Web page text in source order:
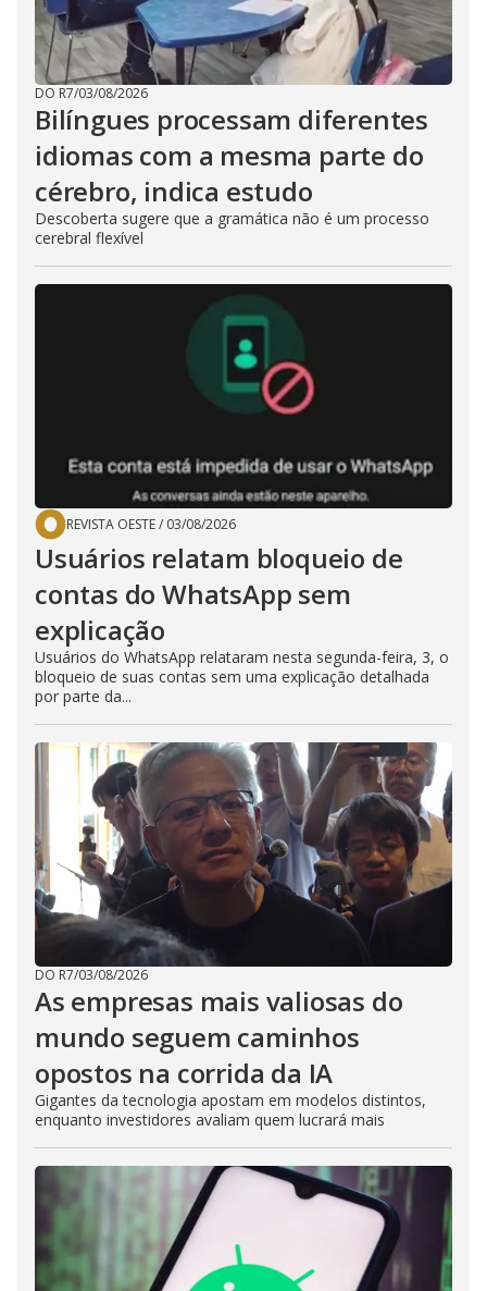
DO R7/03/08/2026
Bilíngues processam diferentes
idiomas com a mesma parte do
cérebro, indica estudo
Descoberta sugere que a gramática não é um processo
cerebral flexível
REVISTA OESTE/ 03/08/2026
Usuários relatam bloqueio de
contas do WhatsApp sem
explicação
Usuários do WhatsApp relataram nesta segunda-feira, 3, o
bloqueio de suas contas sem uma explicação detalhada
por parte da...
DO R7/03/08/2026
As empresas mais valiosas do
mundo seguem caminhos
opostos na corrida da IA
Gigantes da tecnologia apostam em modelos distintos,
enquanto investidores avaliam quem lucrará mais